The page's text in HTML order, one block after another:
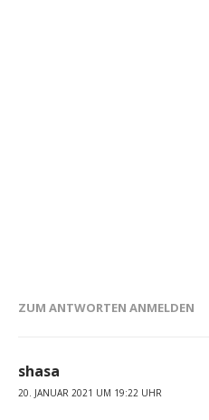
ZUM ANTWORTEN ANMELDEN
shasa
20. JANUAR 2021 UM 19:22 UHR